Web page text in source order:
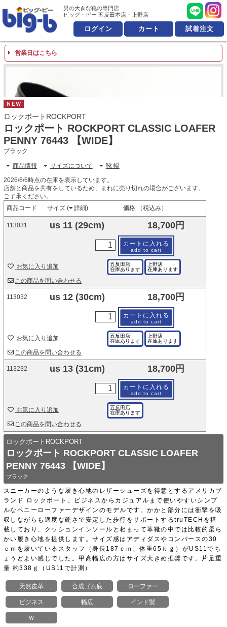
男の大きな靴の専門店 ビッ
男の大きな靴の専門店
ビッグ・ビー 五反田本店・上野店
ログイン カート 試着注文
営業日はこちら
ロックポートROCKPORT
ロックポート ROCKPORT CLASSIC LOAFER
PENNY 76443 【WIDE】
ブラック
商品情報 サイズについて 靴 幅
スニーカーのような履き心地のレザーシューズを得意とするアメリカブ
ランド ロックポート。ビジネスからカジュアルまで使いやすいシンプ
ルなペニーローファーデザインのモデルです。かかと部分には衝撃を吸
収しながらも適度な硬さで安定した歩行をサポートするtruTECHを搭
載しており、クッションインソールと相まって革靴の中では比較的柔ら
かい履き心地を提供します。サイズ感はアディダスやコンバースの30
ｃｍを履いているスタッフ（身長187ｃｍ、体重65ｋｇ）がUS11でち
ょうどよい感じでした。甲高幅広の方はサイズ大きめ推奨です。片足重
量 約338ｇ（US11で計測）
天然皮革 合成ゴム底 ローファー
ビジネス 幅広 インド製
Ｗ
ロックポートROCKPORT
ロックポート ROCKPORT CLASSIC LOAFER
PENNY 76443 【WIDE】
ブラック
2026/8/6時点の在庫を表示しています。
店舗と商品を共有をしているため、まれに売り切れの場合がございます。
ご了承ください。
商品コード
サイズ ( 詳細) 価格 （税込み）
113031 us 11 (29cm) 18,700円
カートに入れる
add to cart
五反田店
在庫あります
上野店
在庫あります
お気に入り追加
この商品を問い合わせる
113032 us 12 (30cm) 18,700円
カートに入れる
add to cart
五反田店
在庫あります
上野店
在庫あります
お気に入り追加
この商品を問い合わせる
113232 us 13 (31cm) 18,700円
カートに入れる
add to cart
五反田店
在庫あります
お気に入り追加
この商品を問い合わせる